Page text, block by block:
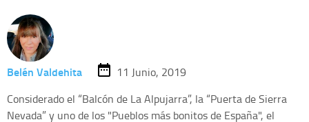
Belén Valdehita
11 Junio, 2019
Considerado el “Balcón de La Alpujarra”, la “Puerta de Sierra
Nevada” y uno de los "Pueblos más bonitos de España", el